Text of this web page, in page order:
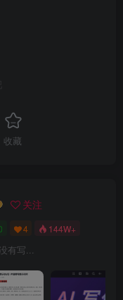
收藏
关注
4 144W+
有写...